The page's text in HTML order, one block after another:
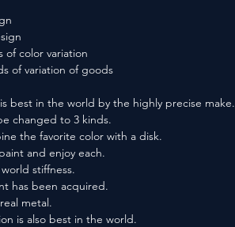
of color variation
of variation of goods
best in the world by the highly precise make.
changed to 3 kinds.
the favorite color with a disk.
and enjoy each.
stiffness.
has been acquired.
metal.
is also best in the world.